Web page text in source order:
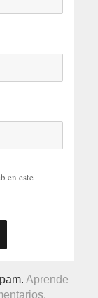
en este
Aprende